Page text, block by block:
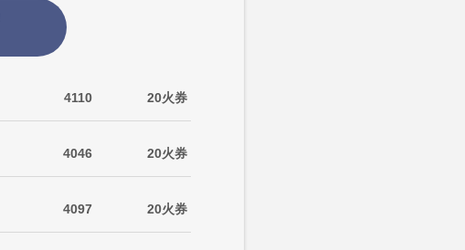
4110 20火券
4046 20火券
4097 20火券